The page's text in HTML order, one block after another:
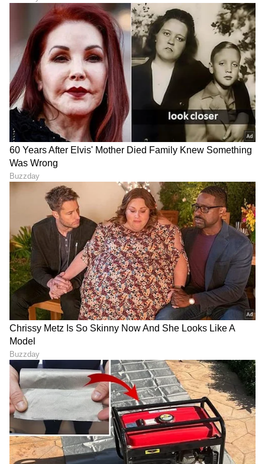
DOWNLOAD APP
RECOMMENDED STORIES
Bhindi Chips: ಕ್ರಿಸ್ಪಿ ಬೆಂಡೆಕಾಯಿ
ಚಿಪ್ಸ್ ಮಾಡೋದು ಸಖತ್‌ ಸುಲಭ;
ರುಚಿಯಂತೂ ಅಬ್ಬಬ್ಬಾ..!
Toilet Cleaning Shocking
Tips: ಕೇವಲ 5 ರೂಪಾಯಿಗೆ
ಟಾಯ್ಲೆಟ್ ಹೊಚ್ಚಹೊಸದರಂತೆ
ಆಗುತ್ತೆ; ಇಂದೇ ಟ್ರೈ ಮಾಡಿ!
ಡಬ್ಬದಲ್ಲಿಟ್ಟ ಬೆಲ್ಲ ನೀರಾಗಿದ್ಯಾ? ಈ
ಟ್ರಿಕ್ಸ್ ಮೂಲಕ ವರ್ಷ ಪೂರ್ತಿ
ಫ್ರೆಶ್ ಆಗಿರಿಸಿ
10 ಕೆಜಿ ಚಿಕನ್‌ನಿಂದ 15 ಕೆಜಿಯಷ್ಟು
ಅಡುಗೆ ಮಾಡಿ! ಅತಿಥಿಗಳಿಗೆ
ಬಡಿಸಲು ಅಜ್ಜಿಯರ ಕಾಲದ
ಫೇಮಸ್ ಟ್ರಿಕ್
LATEST VIDEOS